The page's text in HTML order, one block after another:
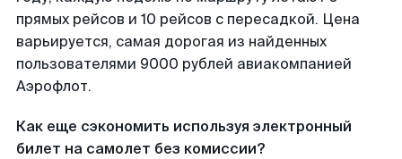
прямых рейсов и 10 рейсов с пересадкой. Цена
варьируется, самая дорогая из найденных
пользователями 9000 рублей авиакомпанией
Аэрофлот.
Как еще сэкономить используя электронный
билет на самолет без комиссии?